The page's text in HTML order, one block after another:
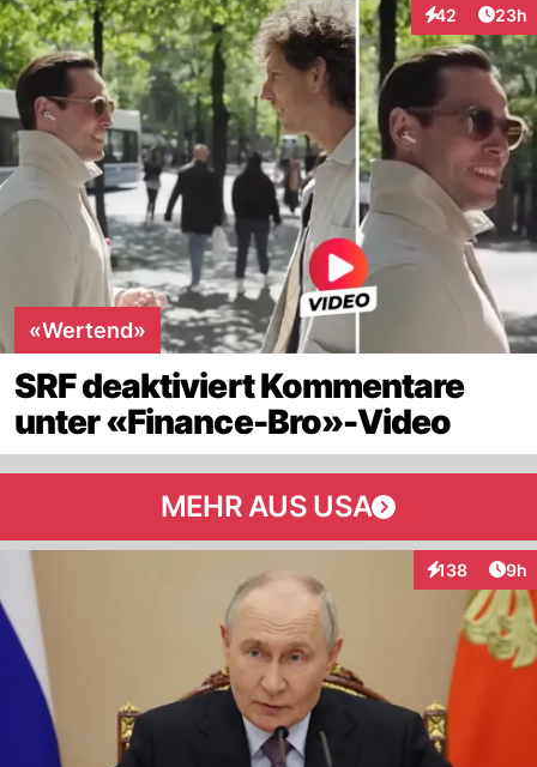
42
Interaktionen
23h
«Wertend»
SRF deaktiviert Kommentare
unter «Finance-Bro»-Video
MEHR AUS USA
138
Interaktionen
9h